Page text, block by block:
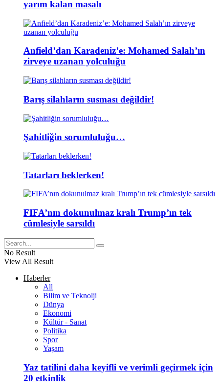
yarım kalan masalı
Anfield’dan Karadeniz’e: Mohamed Salah’ın
zirveye uzanan yolculuğu
Barış silahların susması değildir!
Şahitliğin sorumluluğu…
Tatarları beklerken!
FIFA’nın dokunulmaz kralı Trump’ın tek
cümlesiyle sarsıldı
No Result
View All Result
Haberler
All
Bilim ve Teknolji
Dünya
Ekonomi
Kültür - Sanat
Politika
Spor
Yaşam
Yaz tatilini daha keyifli ve verimli geçirmek için
20 etkinlik